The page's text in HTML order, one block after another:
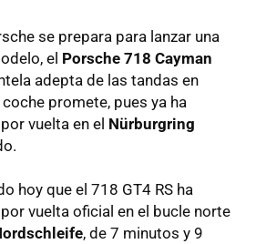
se prepara para lanzar una
el Porsche 718 Cayman
adepta de las tandas en
promete, pues ya ha
vuelta en el Nürburgring
hoy que el 718 GT4 RS ha
vuelta oficial en el bucle norte
, de 7 minutos y 9